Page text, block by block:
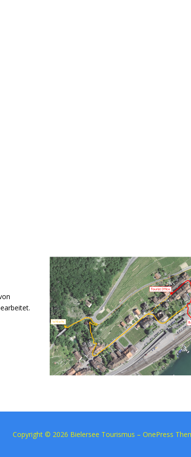
Copyright © 2026 Bielersee Tourismus – OnePress